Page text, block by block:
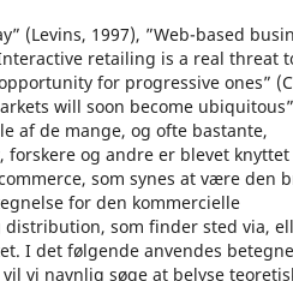
(Levins, 1997), ”Web-based
retailing is a real threat
for progressive ones”
will soon become ubiquitous”
af de mange, og ofte bastante,
forskere og andre er blevet
som synes at være den
for den kommercielle
som finder sted via,
I det følgende anvendes
vi navnlig søge at belyse